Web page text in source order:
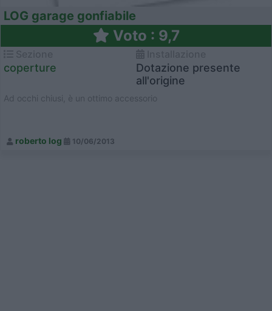
LOG garage gonfiabile
Voto : 9,7
coperture
Dotazione presente
all'origine
Ad occhi chiusi, è un ottimo accessorio
roberto log 10/06/2013